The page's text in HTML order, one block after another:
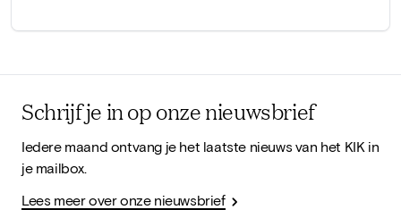
Schrijf je in op onze nieuwsbrief
Iedere maand ontvang je het laatste nieuws van het KIK in
je mailbox.
Lees meer over onze nieuwsbrief